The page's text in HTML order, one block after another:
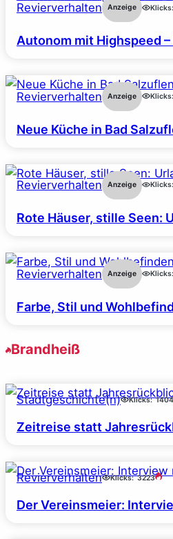
Revierverhalten Anzeige Klicks:
Autonom mit Highspeed
Revierverhalten Anzeige Klicks:
Neue Küche in Bad
Revierverhalten Anzeige Klicks:
Rote Häuser, stille Seen:
Revierverhalten Anzeige Klicks:
Farbe, Stil und
Brandheiß
Stadtgeschichte(n) Klicks:
Zeitreise statt
Revierverhalten Klicks: 3223
Der Vereinsmeier: